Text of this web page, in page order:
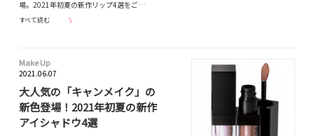
場。2021年初夏の新作リップ4選をご…
すべて読む
Make Up
2021.06.07
大人気の「キャンメイク」の
新色登場！2021年初夏の新作
アイシャドウ4選